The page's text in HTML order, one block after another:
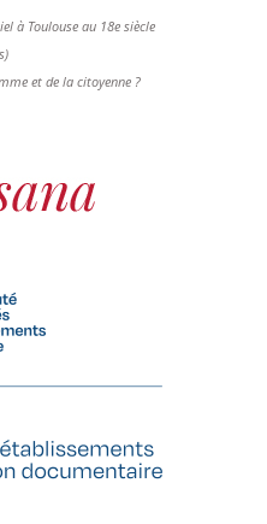
à Toulouse au 18e siècle
et de la citoyenne ?